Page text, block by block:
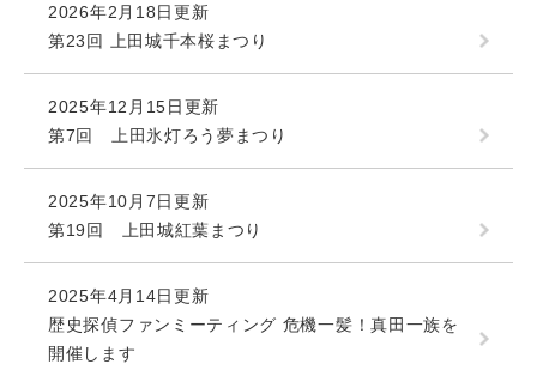
2026年2月18日更新
第23回 上田城千本桜まつり
2025年12月15日更新
第7回 上田氷灯ろう夢まつり
2025年10月7日更新
第19回 上田城紅葉まつり
2025年4月14日更新
歴史探偵ファンミーティング 危機一髪！真田一族を
開催します